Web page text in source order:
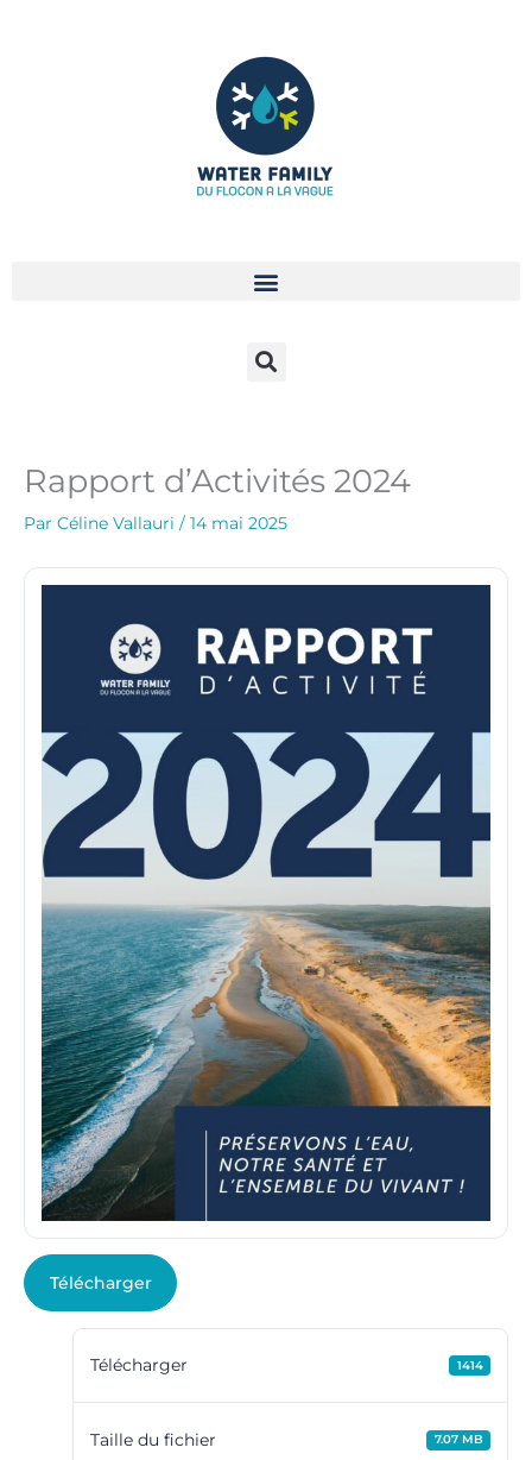
Rapport d’Activités 2024
Par Céline Vallauri / 14 mai 2025
Télécharger
Télécharger 1414
Taille du fichier 7.07 MB